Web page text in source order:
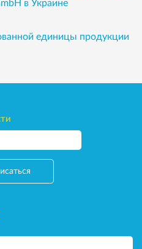
в Украине
единицы продукции